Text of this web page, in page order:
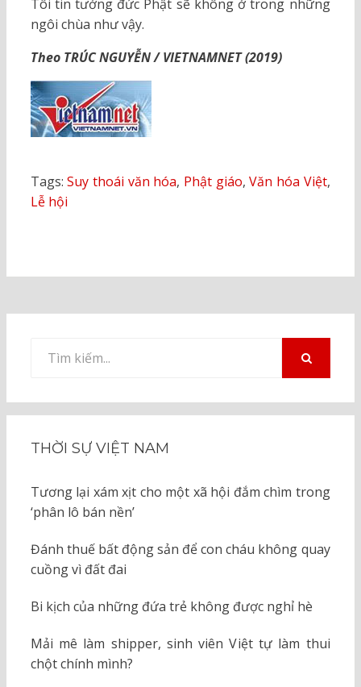
Tôi tin tưởng đức Phật sẽ không ở trong những
ngôi chùa như vậy.
Theo TRÚC NGUYỄN / VIETNAMNET (2019)
Tags:Suy thoái văn hóa, Phật giáo,Văn hóa Việt,
Lễ hội
kiếm
THỜI SỰ VIỆT NAM
Tương lại xám xịt cho một xã hội đắm chìm trong
‘phân lô bán nền’
Đánh thuế bất động sản để con cháu không quay
cuồng vì đất đai
Bi kịch của những đứa trẻ không được nghỉ hè
Mải mê làm shipper, sinh viên Việt tự làm thui
chột chính mình?